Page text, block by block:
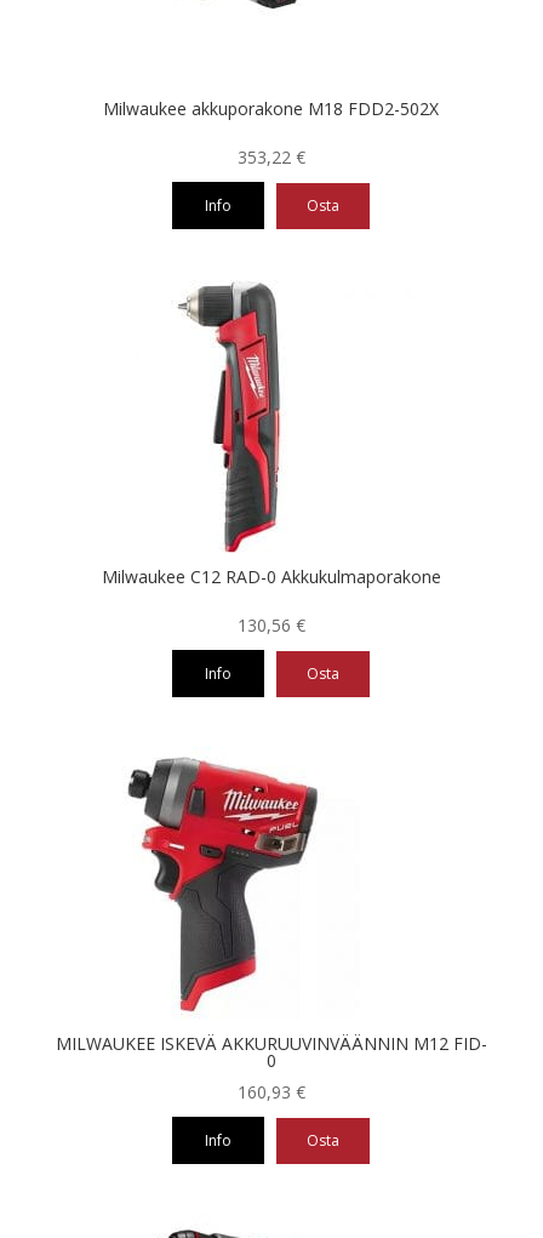
Milwaukee akkuporakone M18 FDD2-502X
353,22 €
Info Osta
Milwaukee C12 RAD-0 Akkukulmaporakone
130,56 €
Info Osta
MILWAUKEE ISKEVÄ AKKURUUVINVÄÄNNIN M12 FID-
0
160,93 €
Info Osta